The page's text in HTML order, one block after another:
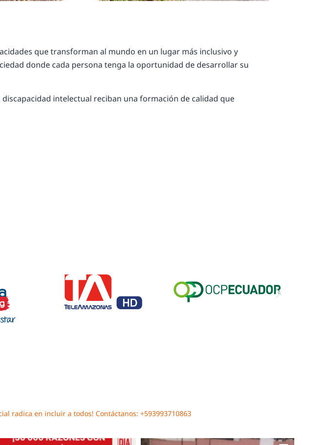
que transforman al mundo en un lugar más inclusivo y
donde cada persona tenga la oportunidad de desarrollar su
intelectual reciban una formación de calidad que
radica en incluir a todos! Contáctanos: ‭+593993710863‬